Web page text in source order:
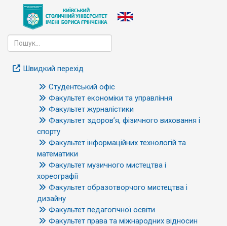
Швидкий перехід
Студентський офіс
Факультет економіки та управління
Факультет журналістики
Факультет здоров’я, фізичного виховання і
спорту
Факультет інформаційних технологій та
математики
Факультет музичного мистецтва і
хореографії
Факультет образотворчого мистецтва і
дизайну
Факультет педагогічної освіти
Факультет права та міжнародних відносин